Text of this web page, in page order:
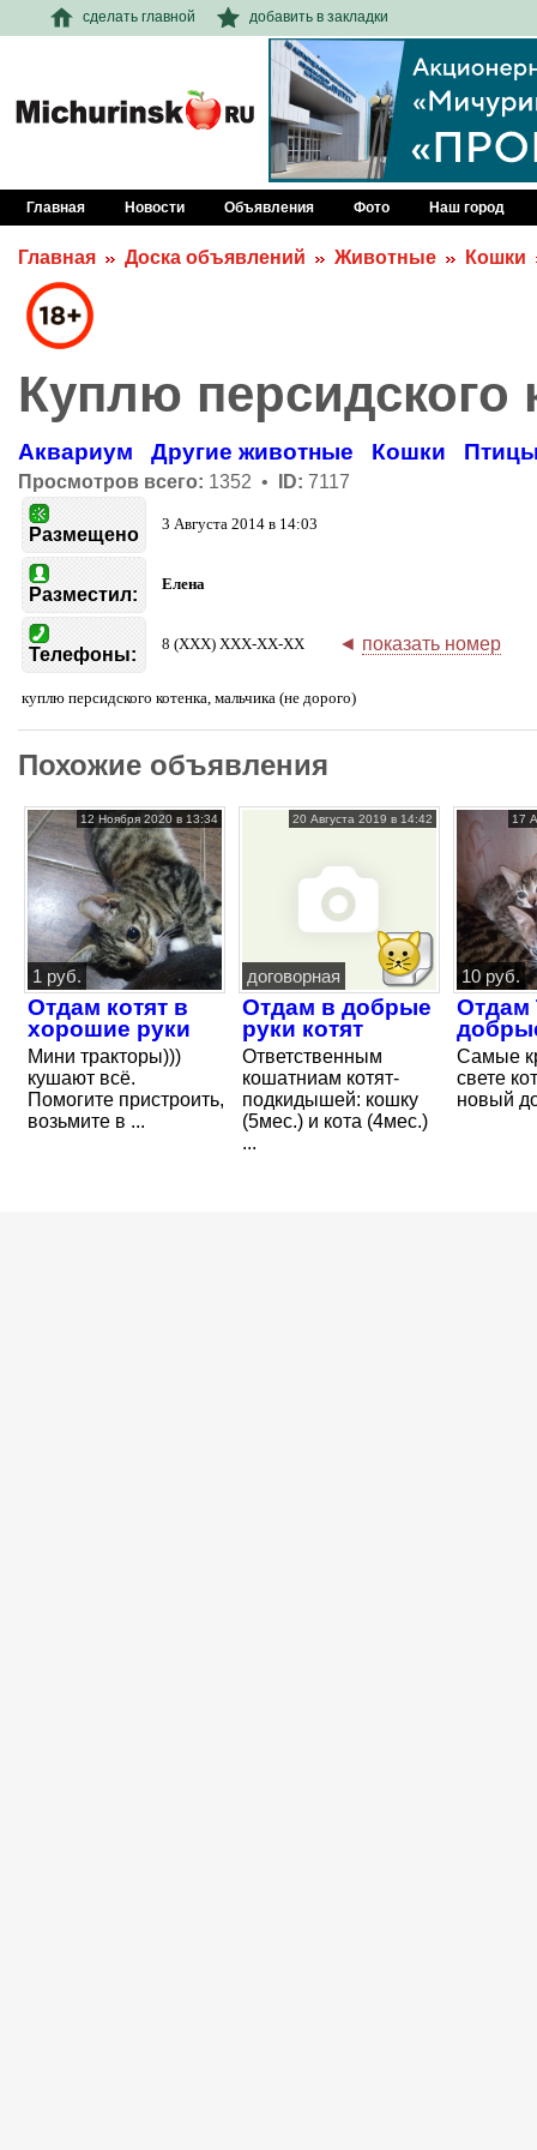
сделать главной добавить в закладки
Главная Новости Объявления Фото Наш город
Главная Доска объявлений Животные Кошки
Куплю персидского
Аквариум Другие животные Кошки
Просмотров всего: 1352 • ID: 7117
Размещено
3 Августа 2014 в 14:03
Разместил:
Елена
Телефоны:
8 (XXX) XXX-XX-XX ◄ показать номер
куплю персидского котенка, мальчика (не дорого)
Похожие объявления
12 Ноября 2020 в 13:34
1 руб.
Отдам котят в
хорошие руки
Мини тракторы)))
кушают всё.
Помогите пристроить,
возьмите в ...
20 Августа 2019 в 14:42
договорная
Отдам в добрые
руки котят
Ответственным
кошатниам котят-
подкидышей: кошку
(5мес.) и кота (4мес.)
...
17
10 руб.
Самые
свете
новый